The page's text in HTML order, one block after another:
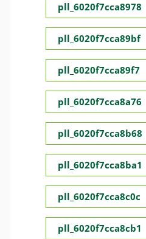
pll_6020f7cca8978
pll_6020f7cca89bf
pll_6020f7cca89f7
pll_6020f7cca8a76
pll_6020f7cca8b68
pll_6020f7cca8ba1
pll_6020f7cca8c0c
pll_6020f7cca8cb1